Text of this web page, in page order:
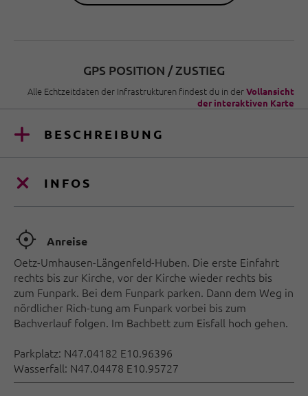
GPS POSITION / ZUSTIEG
Alle Echtzeitdaten der Infrastrukturen findest du in derVollansicht
der interaktiven Karte
BESCHREIBUNG
INFOS
🞞 Anreise
Oetz-Umhausen-Längenfeld-Huben. Die erste Einfahrt
rechts bis zur Kirche, vor der Kirche wieder rechts bis
zum Funpark. Bei dem Funpark parken. Dann dem Weg in
nördlicher Rich-tung am Funpark vorbei bis zum
Bachverlauf folgen. Im Bachbett zum Eisfall hoch gehen.
Parkplatz: N47.04182 E10.96396
Wasserfall: N47.04478 E10.95727